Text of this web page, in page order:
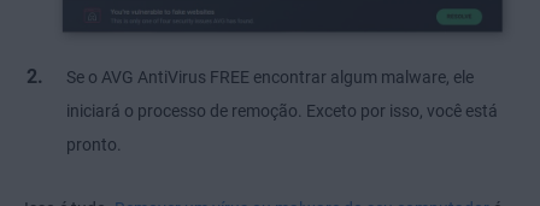
Se o AVG AntiVirus FREE encontrar algum malware, ele
iniciará o processo de remoção. Exceto por isso, você está
pronto.